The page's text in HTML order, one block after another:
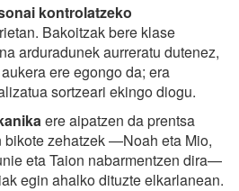
kontrolatzeko
Bakoitzak bere klase
arduradunek aurreratu dutenez,
ere egongo da; era
sortzeari ekingo diogu.
ere aipatzen da prentsa
bikote zehatzek —Noah eta Mio,
eta Taion nabarmentzen dira—
egin ahalko dituzte elkarlanean.